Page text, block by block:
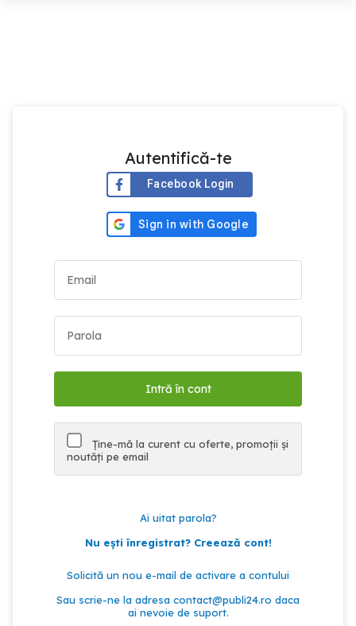
Autentifică-te
Facebook Login
Ține-mă la curent cu oferte, promoții și
noutăți pe email
Ai uitat parola?
Nu ești înregistrat? Creează cont!
Solicită un nou e-mail de activare a contului
Sau scrie-ne la adresa contact@publi24.ro daca
ai nevoie de suport.